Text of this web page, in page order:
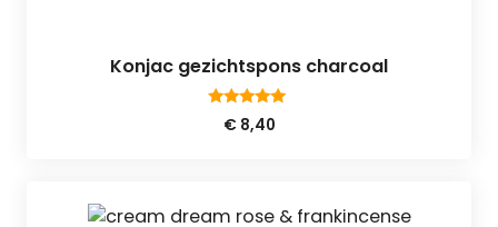
Konjac gezichtspons charcoal
5.00
van 5
€8,40